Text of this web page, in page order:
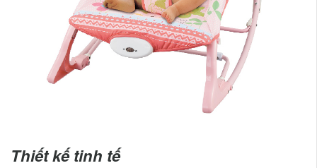
Thiết kế tinh tế